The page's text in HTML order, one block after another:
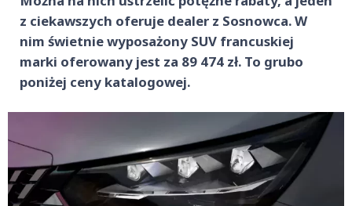
z ciekawszych oferuje dealer z Sosnowca. W
nim świetnie wyposażony SUV francuskiej
marki oferowany jest za 89 474 zł. To grubo
poniżej ceny katalogowej.